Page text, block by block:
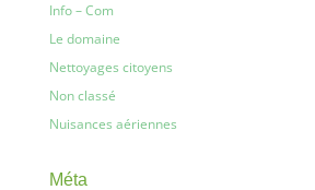
Info – Com
Le domaine
Nettoyages citoyens
Non classé
Nuisances aériennes
Méta